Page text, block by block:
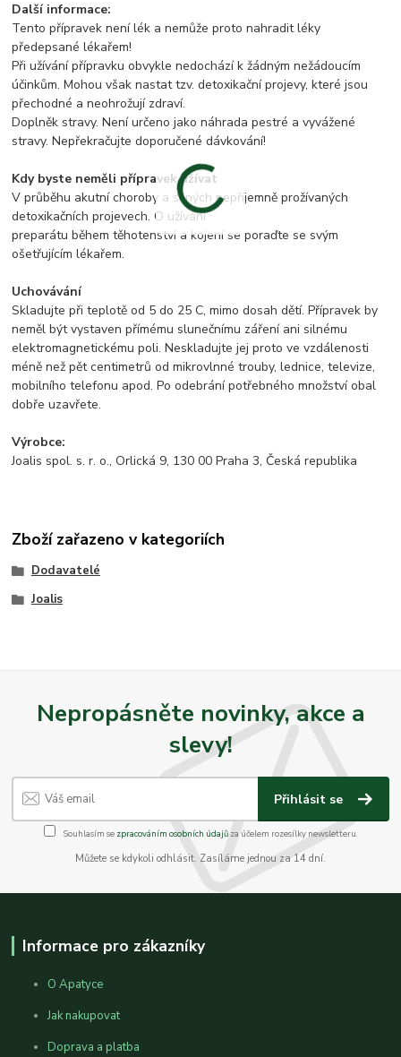
Další informace:
Tento přípravek není lék a nemůže proto nahradit léky
předepsané lékařem!
Při užívání přípravku obvykle nedochází k žádným nežádoucím
účinkům. Mohou však nastat tzv. detoxikační projevy, které jsou
přechodné a neohrožují zdraví.
Doplněk stravy. Není určeno jako náhrada pestré a vyvážené
stravy. Nepřekračujte doporučené dávkování!
Kdy byste neměli přípravek užívat
V průběhu akutní choroby a silných nepříjemně prožívaných
detoxikačních projevech. O užívání
preparátu během těhotenství a kojení se poraďte se svým
ošetřujícím lékařem.
Uchovávání
Skladujte při teplotě od 5 do 25 C, mimo dosah dětí. Přípravek by
neměl být vystaven přímému slunečnímu záření ani silnému
elektromagnetickému poli. Neskladujte jej proto ve vzdálenosti
méně než pět centimetrů od mikrovlnné trouby, lednice, televize,
mobilního telefonu apod. Po odebrání potřebného množství obal
dobře uzavřete.
Výrobce:
Joalis spol. s. r. o., Orlická 9, 130 00 Praha 3, Česká republika
Zboží zařazeno v kategoriích
Dodavatelé
Joalis
Nepropásněte novinky, akce a
slevy!
Přihlásit se
Souhlasím se zpracováním osobních údajůza účelem rozesílky newsletteru.
Můžete se kdykoli odhlásit. Zasíláme jednou za 14 dní.
Informace pro zákazníky
O Apatyce
Jak nakupovat
Doprava a platba